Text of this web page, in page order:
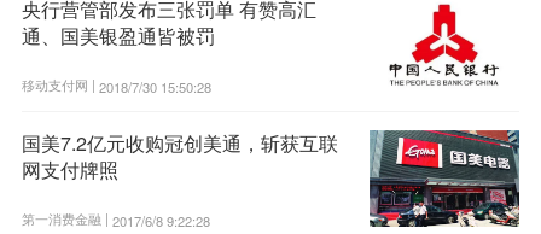
央行营管部发布三张罚单 有赞高汇
通、国美银盈通皆被罚
移动支付网 | 2018/7/30 15:50:28
国美7.2亿元收购冠创美通，斩获互联
网支付牌照
第一消费金融 | 2017/6/8 9:22:28